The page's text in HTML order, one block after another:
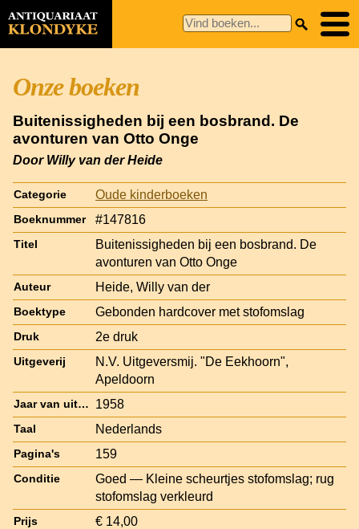
Onze boeken
Buitenissigheden bij een bosbrand. De
avonturen van Otto Onge
Door Willy van der Heide
Categorie Oude kinderboeken
Boeknummer #147816
Titel
Buitenissigheden bij een bosbrand. De
avonturen van Otto Onge
Auteur Heide, Willy van der
Boektype Gebonden hardcover met stofomslag
Druk 2e druk
Uitgeverij
N.V. Uitgeversmij. "De Eekhoorn",
Apeldoorn
Jaar van uitgave 1958
Taal Nederlands
Pagina's 159
Conditie
Goed — Kleine scheurtjes stofomslag; rug
stofomslag verkleurd
Prijs € 14,00